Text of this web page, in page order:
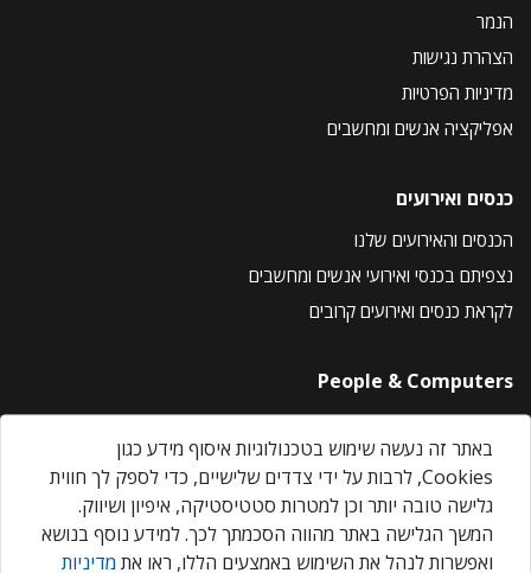
הנמר
הצהרת נגישות
מדיניות הפרטיות
אפליקציה אנשים ומחשבים
כנסים ואירועים
הכנסים והאירועים שלנו
נצפיתם בכנסי ואירועי אנשים ומחשבים
לקראת כנסים ואירועים קרובים
People & Computers
About Us
Privacy Policy
Contact Us
Our Events
באתר זה נעשה שימוש בטכנולוגיות איסוף מידע כגון
Cookies, לרבות על ידי צדדים שלישיים, כדי לספק לך חווית
גלישה טובה יותר וכן למטרות סטטיסטיקה, איפיון ושיווק.
המשך הגלישה באתר מהווה הסכמתך לכך. למידע נוסף בנושא
ואפשרות לנהל את השימוש באמצעים הללו, ראו את מדיניות